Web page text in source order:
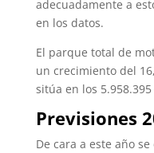
adecuadamente a
en los datos.
El parque total de
un crecimiento del
sitúa en los
Previsiones
De cara a este año